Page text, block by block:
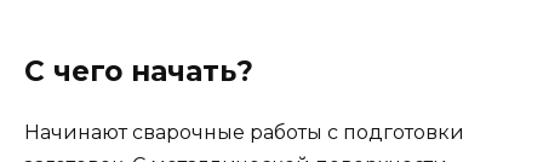
С чего начать?
Начинают сварочные работы с подготовки